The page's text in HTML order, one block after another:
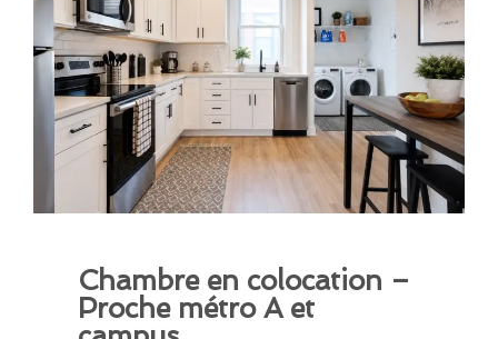
Chambre en colocation –
Proche métro A et